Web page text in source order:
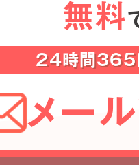
無料
24時間365
メー